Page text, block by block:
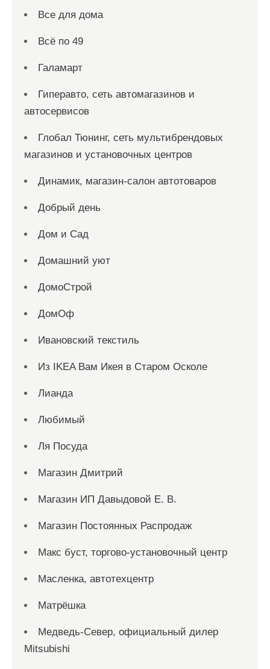
Все для дома
Всё по 49
Галамарт
Гиперавто, сеть автомагазинов и
автосервисов
Глобал Тюнинг, сеть мультибрендовых
магазинов и установочных центров
Динамик, магазин-салон автотоваров
Добрый день
Дом и Сад
Домашний уют
ДомоСтрой
ДомОф
Ивановский текстиль
Из IKEA Вам Икея в Старом Осколе
Лианда
Любимый
Ля Посуда
Магазин Дмитрий
Магазин ИП Давыдовой Е. В.
Магазин Постоянных Распродаж
Макс буст, торгово-установочный центр
Масленка, автотехцентр
Матрёшка
Медведь-Север, официальный дилер
Mitsubishi